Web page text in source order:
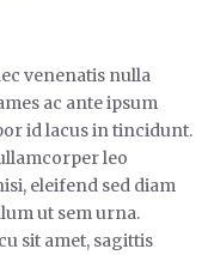
venenatis nulla
ac ante ipsum
id lacus in tincidunt.
leo
eleifend sed diam
ut sem urna.
sit amet, sagittis